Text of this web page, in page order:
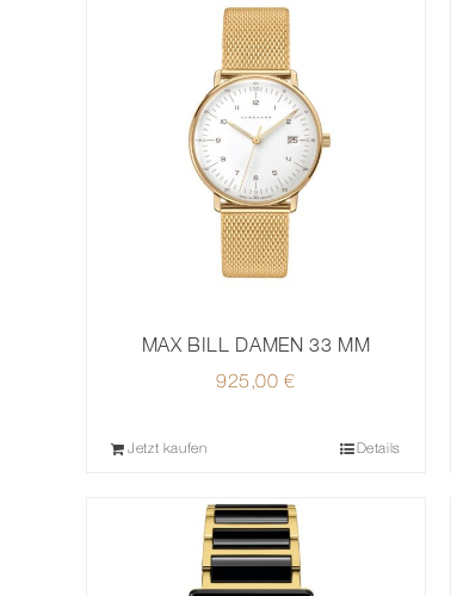
MAX BILL DAMEN 33 MM
925,00€
Jetzt kaufen Details